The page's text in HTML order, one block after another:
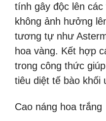
tính gây độc lên
không ảnh hưởng
tương tự như
hoa vàng. Kết hợp
trong công thức
tiêu diệt tế bào khối
Cao náng hoa trắng